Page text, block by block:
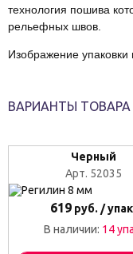
технология пошива
рельефных швов.
Изображение упаковки
ВАРИАНТЫ ТОВАРА
Черный
Арт. 52035
619 руб. /
В наличии: 14